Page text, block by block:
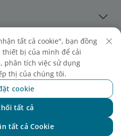
tất cả cookie", bạn đồng
bị của mình để cải
phân tích việc sử dụng
thị của chúng tôi.
cookie
tất cả
tất cả Cookie